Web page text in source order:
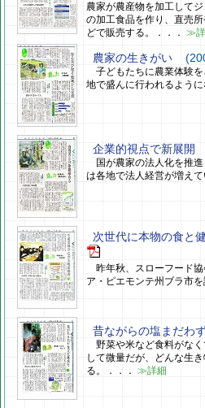
農家が農産物を加工して
の加工食品を作り、直売
どで販売する。．．． ≫
農家の生きがい
子どもたちに農業体験
地で盛んに行われるよう
企業的視点で新展開
国が農家の法人化を推進
は各地で法人経営が増えて
次世代に本物の食と
昨年秋、スローフード協
ア・ピエモンテ州ブラ市
昔ながらの塩まだわ
野菜や米など食料がな
して微量だが、どんな生
る。．．． ≫詳細